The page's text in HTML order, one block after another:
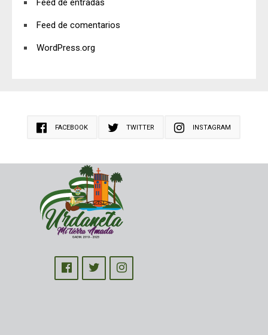
Feed de entradas
Feed de comentarios
WordPress.org
FACEBOOK TWITTER INSTAGRAM